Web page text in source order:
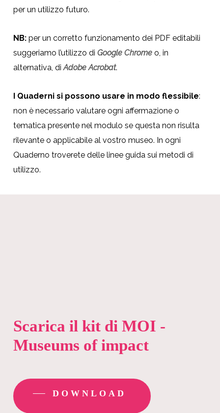
per un utilizzo futuro.
NB: per un corretto funzionamento dei PDF editabili
suggeriamo l’utilizzo diGoogle Chrome o, in
alternativa, diAdobe Acrobat.
I Quaderni si possono usare in modo flessibile:
non è necessario valutare ogni affermazione o
tematica presente nel modulo se questa non risulta
rilevante o applicabile al vostro museo. In ogni
Quaderno troverete delle linee guida sui metodi di
utilizzo.
Scarica il kit di MOI -
Museums of impact
DOWNLOAD